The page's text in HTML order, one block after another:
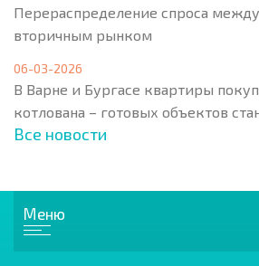
Перераспределение спроса
вторичным рынком
06-03-2026
В Варне и Бургасе квартиры
котлована – готовых объектов
Все новости
Меню